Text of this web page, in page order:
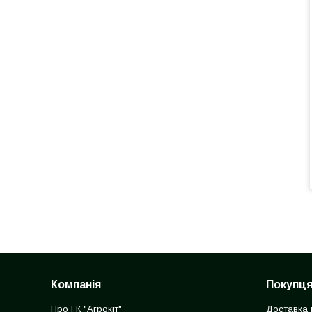
Компанія
Про ГК "Агрокіт" Доставка